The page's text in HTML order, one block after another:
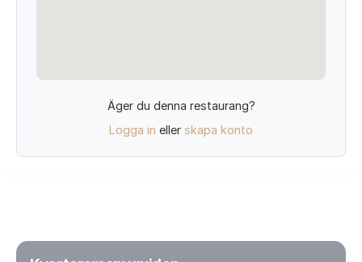
Äger du denna restaurang?
Logga in eller skapa konto